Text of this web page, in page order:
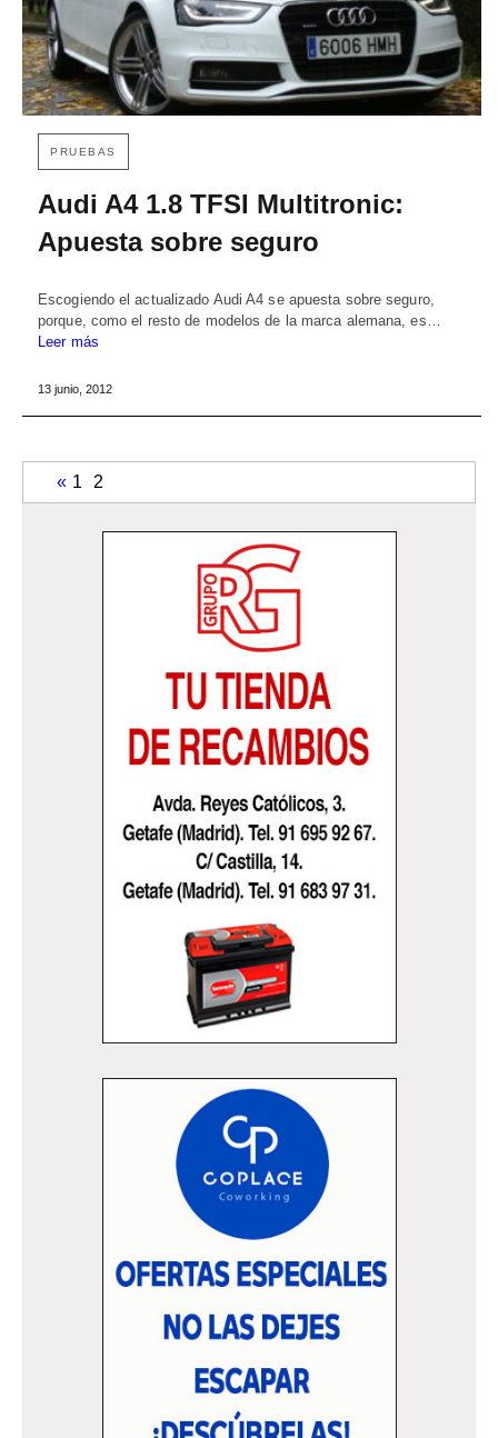
PRUEBAS
Audi A4 1.8 TFSI Multitronic:
Apuesta sobre seguro
Escogiendo el actualizado Audi A4 se apuesta sobre seguro,
porque, como el resto de modelos de la marca alemana, es…
Leer más
13 junio, 2012
« 1 2